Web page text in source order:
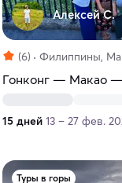
Алексей С.
(6) Филиппины,
Гонконг — Макао
15 дней 13 – 27 фев.
Туры в горы